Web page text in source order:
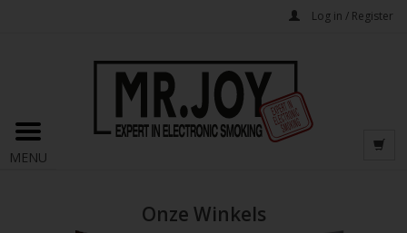
Log in / Register
MENU
Onze Winkels